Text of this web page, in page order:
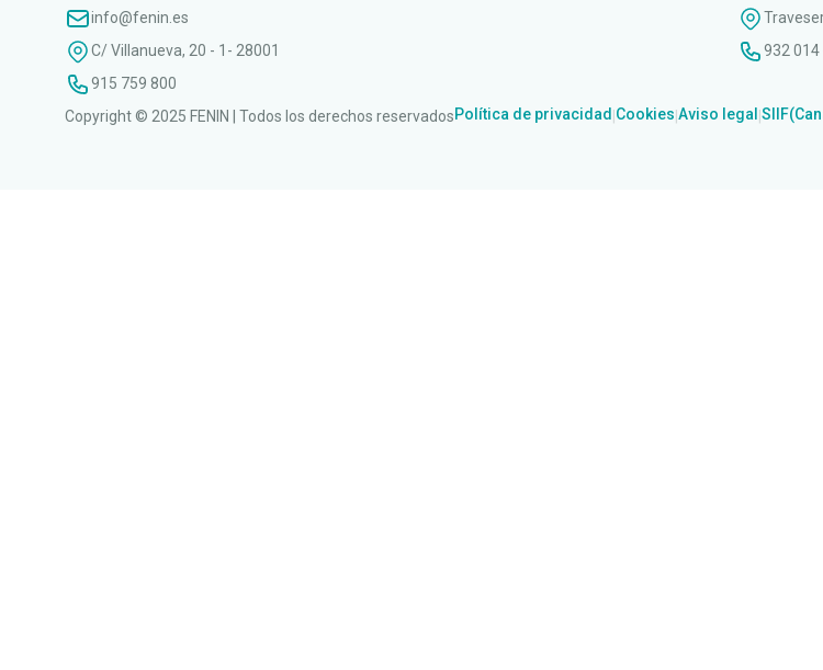
info@fenin.es
C/ Villanueva, 20 - 1- 28001
915 759 800
932 014
Copyright © 2025 FENIN | Todos los derechos reservadosPolítica de privacidad Cookies |Aviso legal |